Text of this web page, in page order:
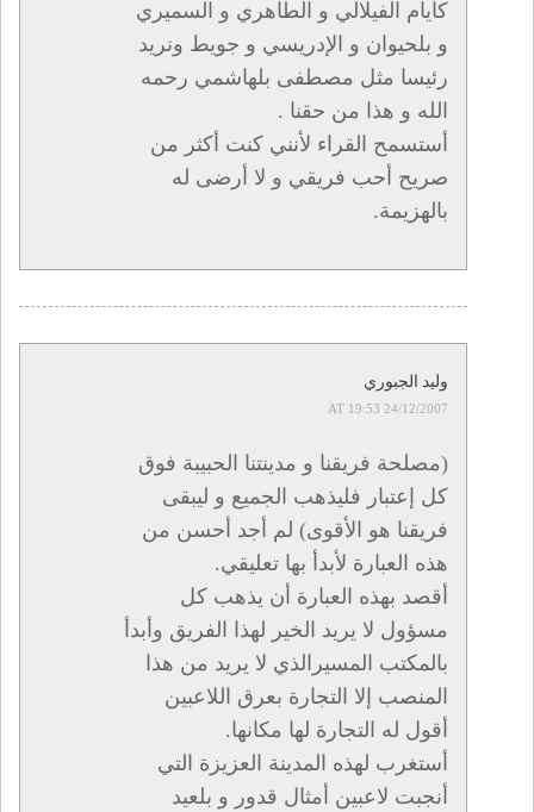
كأيام الفيلالي و الطاهري و السميري
و بلحيوان و الإدريسي و جويط ونريد
رئيسا مثل مصطفى بلهاشمي رحمه
الله و هذا من حقنا .
أستسمح القراء لأنني كنت أكثر من
صريح أحب فريقي و لا أرضى له
بالهزيمة.
وليد الجبوري
24/12/2007 AT 19:53
(مصلحة فريقنا و مدينتنا الحبيبة فوق
كل إعتبار فليذهب الجميع و ليبقى
فريقنا هو الأقوى) لم أجد أحسن من
هذه العبارة لأبدأ بها تعليقي.
أقصد بهذه العبارة أن يذهب كل
مسؤول لا يريد الخير لهذا الفريق وأبدأ
بالمكتب المسيرالذي لا يريد من هذا
المنصب إلا التجارة بعرق اللاعبين
أقول له التجارة لها مكانها.
أستغرب لهذه المدينة العزيزة التي
أنجبت لاعبين أمثال قدور و بلعيد